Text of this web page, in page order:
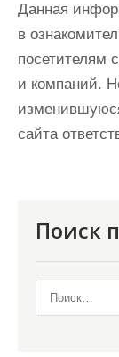
Данная
в
посетителям
и компаний.
сайта
Поиск